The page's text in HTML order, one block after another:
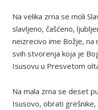
Na velika zrna se moli
slavljeno, čašćeno,
neizrecivo ime Božje, na
svih stvorenja koja je
Isusovu u Presvetom
Na mala zrna se deset
Isusovo, obrati